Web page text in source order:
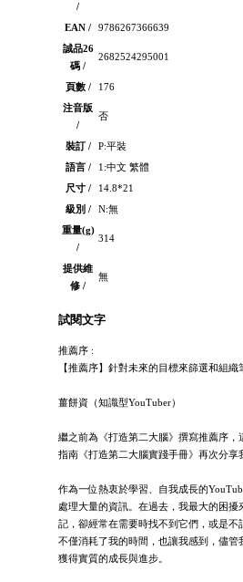
/
EAN /
9786267366639
誠品26
碼 /
2682524295001
頁數 /
176
注音版
/
否
裝訂 /
P:平裝
語言 /
1:中文 繁體
尺寸 /
14.8*21
級別 /
N:無
重量(g)
/
314
提供維
修 /
無
試閱文字
推薦序 :
【推薦序】針對未來的目標來篩選和組織
薑餅資（知識型YouTuber）
繼之前為《打造第二大腦》撰寫推薦序，
指南《打造第二大腦實踐手冊》再次分享
作為一位熱衷於學習、自我成長的
處理大量的資訊。在過去，我最大的困擾
記，卻經常在需要時找不到它們，或是不
不僅消耗了我的時間，也讓我感到，儘管
獲得實質的成長與進步。